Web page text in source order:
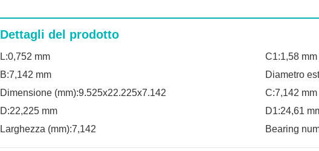
Dettagli del prodotto
L:0,752 mm
C1:1,58 mm
B:7,142 mm
Diametro
Dimensione (mm):9.525x22.225x7.142
C:7,142 mm
D:22,225 mm
D1:24,61
Larghezza (mm):7,142
Bearing